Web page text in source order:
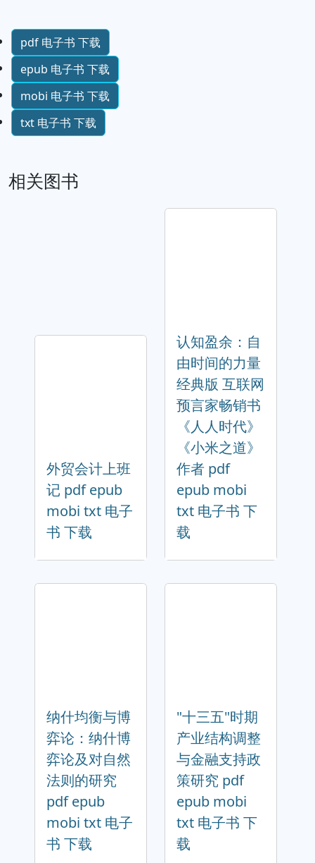
pdf 电子书 下载
epub 电子书 下载
mobi 电子书 下载
txt 电子书 下载
相关图书
外贸会计上班
记 pdf epub
mobi txt 电子
书 下载
认知盈余：自
由时间的力量
经典版 互联网
预言家畅销书
《人人时代》
《小米之道》
作者 pdf
epub mobi
txt 电子书 下
载
纳什均衡与博
弈论：纳什博
弈论及对自然
法则的研究
pdf epub
mobi txt 电子
书 下载
"十三五"时期
产业结构调整
与金融支持政
策研究 pdf
epub mobi
txt 电子书 下
载